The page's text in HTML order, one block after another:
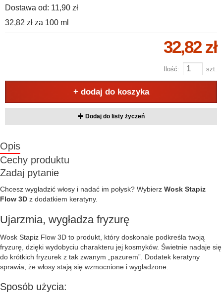
Dostawa od: 11,90 zł
32,82 zł za 100 ml
32,82 zł
Ilość: szt.
+ dodaj do koszyka
Dodaj do listy życzeń
Opis
Cechy produktu
Zadaj pytanie
Chcesz wygładzić włosy i nadać im połysk? Wybierz Wosk Stapiz
Flow 3D z dodatkiem keratyny.
Ujarzmia, wygładza fryzurę
Wosk Stapiz Flow 3D to produkt, który doskonale podkreśla twoją
fryzurę, dzięki wydobyciu charakteru jej kosmyków. Świetnie nadaje się
do krótkich fryzurek z tak zwanym „pazurem”. Dodatek keratyny
sprawia, że włosy stają się wzmocnione i wygładzone.
Sposób użycia: